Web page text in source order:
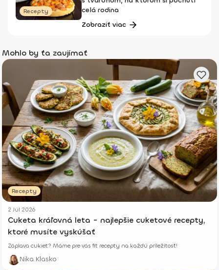
Recepty
celá rodina
Zobraziť viac
Mohlo by ťa zaujímať
Recepty
2 Júl 2026
Cuketa kráľovná leta - najlepšie cuketové recepty,
ktoré musíte vyskúšať
Záplava cukiet? Máme pre vás fit recepty na každú príležitosť!
Nika Klasko